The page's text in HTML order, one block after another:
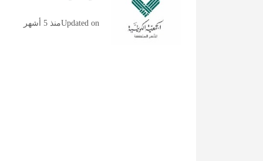
Updated onمنذ 5 أشهر